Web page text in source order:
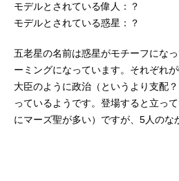
モデルとされている偉人：？
モデルとされている惑星：？
五老星の名前は惑星がモチーフにな
ーミングになっています。それぞれ
大臣のように政治（というより支配
っているようです。登場すると立っ
にマーズ聖が多い）ですが、5人のな